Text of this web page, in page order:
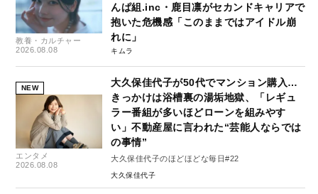
教養・カルチャー
2026.08.08
んぱ組.inc・鹿目凛がセカンドキャリアで
抱いた危機感「このままではアイドル崩
れに」
キムラ
NEW
エンタメ
2026.08.08
大久保佳代子が50代でマンション購入…
きっかけは浴槽裏の湯垢地獄、「レギュ
ラー番組が多いほどローンを組みやす
い」不動産屋に言われた“芸能人ならでは
の事情”
大久保佳代子のほどほどな毎日#22
大久保佳代子